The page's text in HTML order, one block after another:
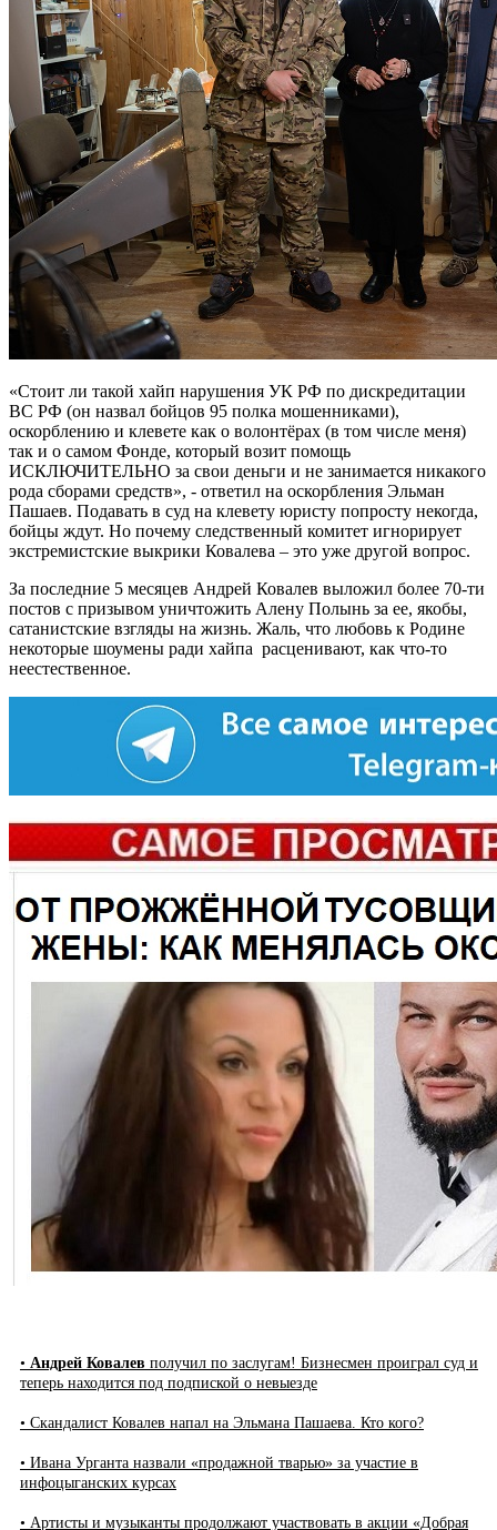
«Стоит ли такой хайп нарушения УК РФ по дискредитации
ВС РФ (он назвал бойцов 95 полка мошенниками),
оскорблению и клевете как о волонтёрах (в том числе меня)
так и о самом Фонде, который возит помощь
ИСКЛЮЧИТЕЛЬНО за свои деньги и не занимается никакого
рода сборами средств», - ответил на оскорбления Эльман
Пашаев. Подавать в суд на клевету юристу попросту некогда,
бойцы ждут. Но почему следственный комитет игнорирует
экстремистские выкрики Ковалева – это уже другой вопрос.
За последние 5 месяцев Андрей Ковалев выложил более 70-ти
постов с призывом уничтожить Алену Полынь за ее, якобы,
сатанистские взгляды на жизнь. Жаль, что любовь к Родине
некоторые шоумены ради хайпа расценивают, как что-то
неестественное.
• Андрей Ковалев получил по заслугам! Бизнесмен проиграл суд и
теперь находится под подпиской о невыезде
• Скандалист Ковалев напал на Эльмана Пашаева. Кто кого?
• Ивана Урганта назвали «продажной тварью» за участие в
инфоцыганских курсах
• Артисты и музыканты продолжают участвовать в акции «Добрая